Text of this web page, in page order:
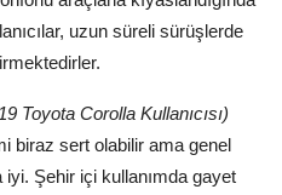
uzun süreli sürüşlerde
Toyota Corolla Kullanıcısı)
biraz sert olabilir ama genel
Şehir içi kullanımda gayet